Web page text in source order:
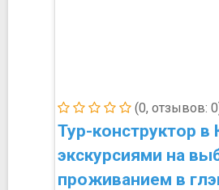
(0, отзывов:
Тур-конструктор в
экскурсиями на
проживанием в